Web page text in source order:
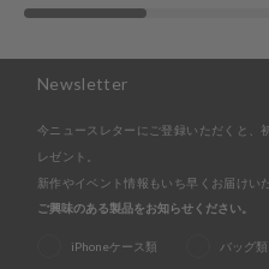
Newsletter
今ニュースレターにご登録いただくと、
レゼント。
新作やイベント情報もいち早くお届けい
ご興味のある製品をお知らせください。
iPhoneケース類 バッグ類